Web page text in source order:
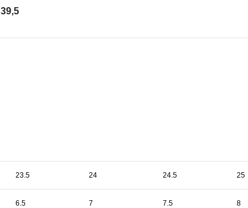
39,5
23.5 24 24.5 25
6.5 7 7.5 8